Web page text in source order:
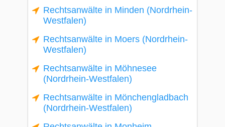
Rechtsanwälte in Minden (Nordrhein-
Westfalen)
Rechtsanwälte in Moers (Nordrhein-
Westfalen)
Rechtsanwälte in Möhnesee
(Nordrhein-Westfalen)
Rechtsanwälte in Mönchengladbach
(Nordrhein-Westfalen)